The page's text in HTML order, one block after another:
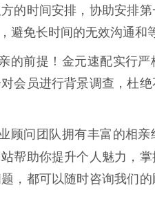
的时间安排，协助安排
避免长时间的无效沟通和
的前提！金元速配实行严
会员进行背景调查，杜
顾问团队拥有丰富的相
帮助你提升个人魅力，
，都可以随时咨询我们